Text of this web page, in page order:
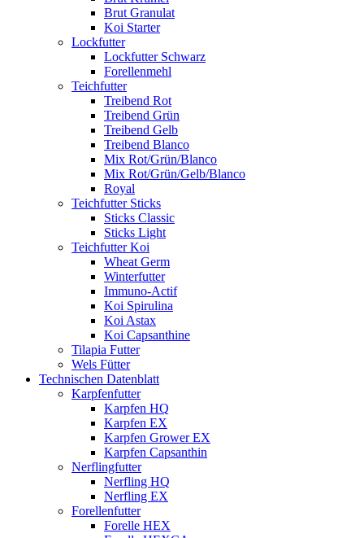
Brut Granulat
Koi Starter
Lockfutter
Lockfutter Schwarz
Forellenmehl
Teichfutter
Treibend Rot
Treibend Grün
Treibend Gelb
Treibend Blanco
Mix Rot/Grün/Blanco
Mix Rot/Grün/Gelb/Blanco
Royal
Teichfutter Sticks
Sticks Classic
Sticks Light
Teichfutter Koi
Wheat Germ
Winterfutter
Immuno-Actif
Koi Spirulina
Koi Astax
Koi Capsanthine
Tilapia Futter
Wels Fütter
Technischen Datenblatt
Karpfenfutter
Karpfen HQ
Karpfen EX
Karpfen Grower EX
Karpfen Capsanthin
Nerflingfutter
Nerfling HQ
Nerfling EX
Forellenfutter
Forelle HEX